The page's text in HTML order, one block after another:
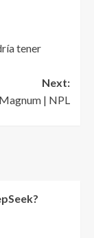
tener
Next:
| NPL